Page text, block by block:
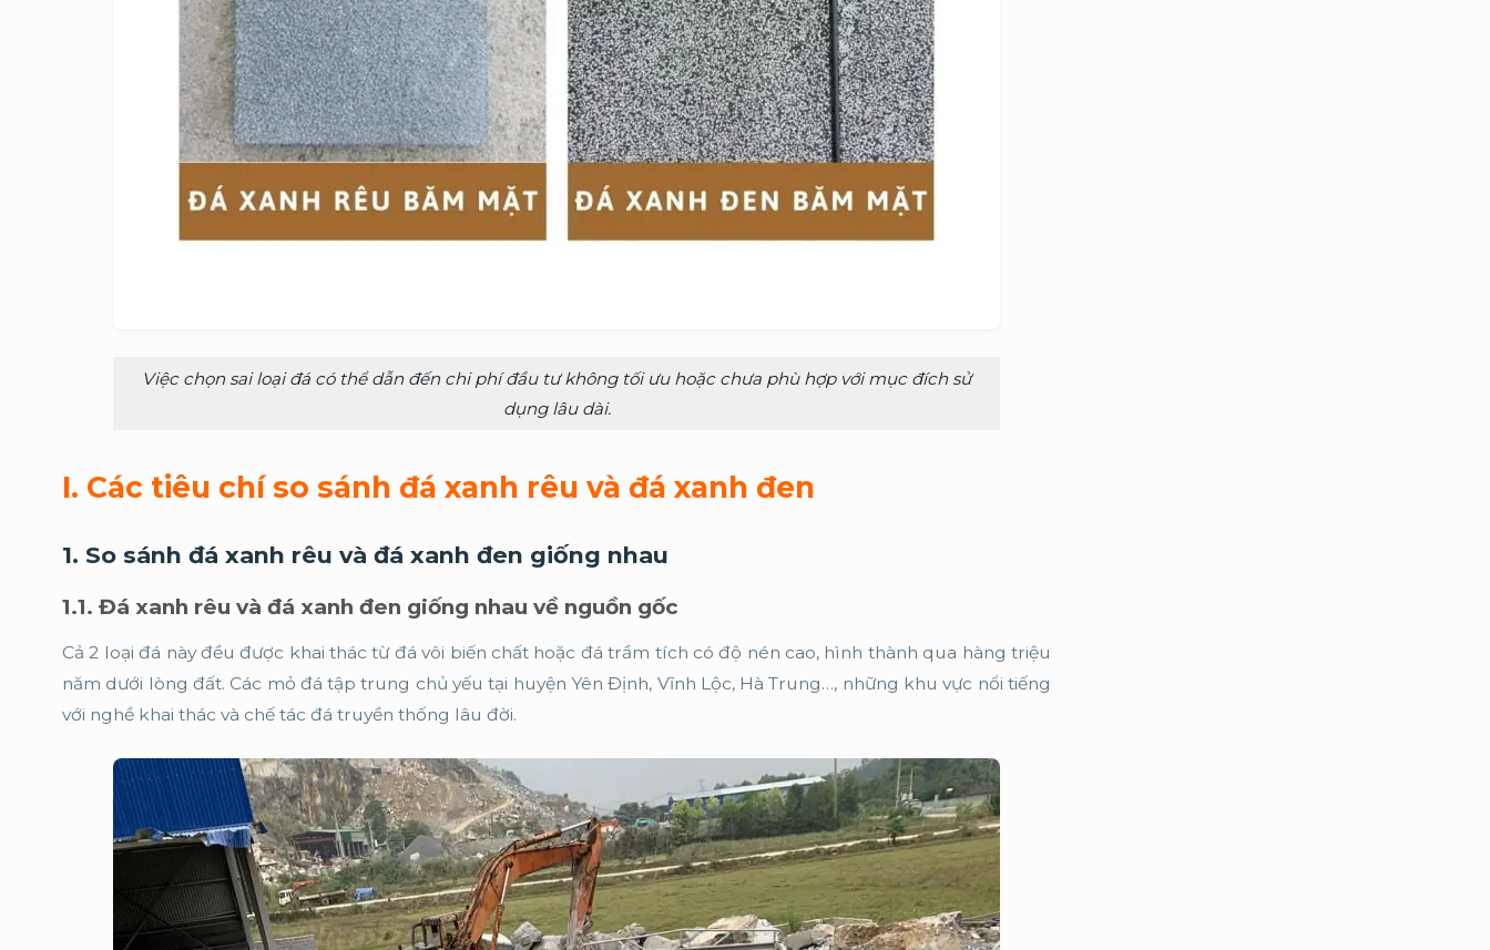
Việc chọn sai loại đá có thể dẫn đến chi phí đầu tư không tối ưu hoặc chưa phù hợp với mục đích sử
dụng lâu dài.
I. Các tiêu chí so sánh đá xanh rêu và đá xanh đen
1. So sánh đá xanh rêu và đá xanh đen giống nhau
1.1. Đá xanh rêu và đá xanh đen giống nhau về nguồn gốc
Cả 2 loại đá này đều được khai thác từ đá vôi biến chất hoặc đá trầm tích có độ nén cao, hình thành qua hàng triệu
năm dưới lòng đất. Các mỏ đá tập trung chủ yếu tại huyện Yên Định, Vĩnh Lộc, Hà Trung…, những khu vực nổi tiếng
với nghề khai thác và chế tác đá truyền thống lâu đời.